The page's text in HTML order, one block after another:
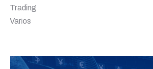
Trading
Varios